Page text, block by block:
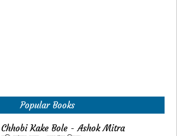
Popular Books
Chhobi Kake Bole - Ashok Mitra